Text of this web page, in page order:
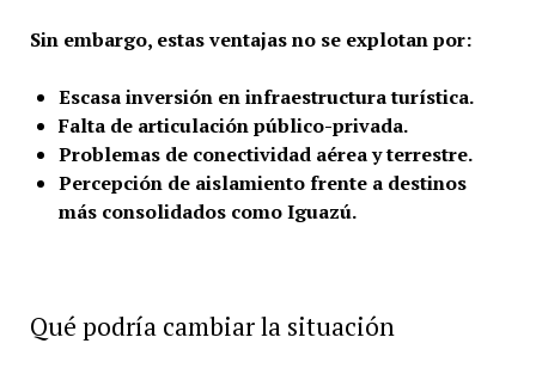
Sin embargo, estas ventajas no se explotan por:
Escasa inversión en infraestructura turística.
Falta de articulación público-privada.
Problemas de conectividad aérea y terrestre.
Percepción de aislamiento frente a destinos
más consolidados como Iguazú.
Qué podría cambiar la situación